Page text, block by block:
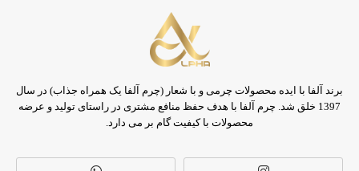
برند آلفا با ایده محصولات چرمی و با شعار (چرم آلفا یک همراه جذاب) در سال
1397 خلق شد. چرم آلفا با هدف حفظ منافع مشتری در راستای تولید و عرضه
محصولات با کیفیت گام بر می دارد.